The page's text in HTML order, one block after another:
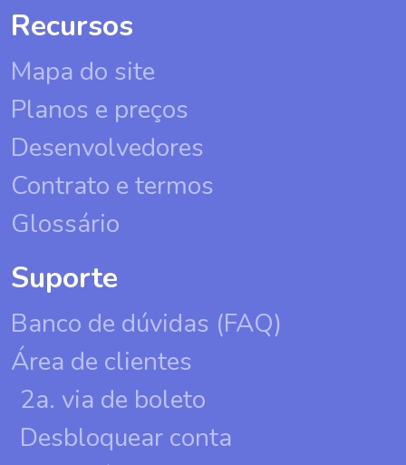
Recursos
Mapa do site
Planos e preços
Desenvolvedores
Contrato e termos
Glossário
Suporte
Banco de dúvidas (FAQ)
Área de clientes
2a. via de boleto
Desbloquear conta